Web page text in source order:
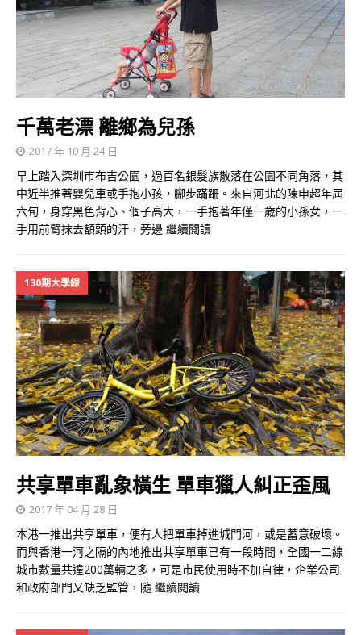
千萬老漂 離鄉為兒孫
2017 年 10 月 24 日
早上踏入深圳市布吉公園，過百名銀髮族散落在公園不同角落，其
中近半推著嬰兒車或手抱小孩，腳步蹣跚。來自河北的陳申超年屆
六旬，身穿黑色背心、個子高大，一手抱著年僅一歲的小孫女，一
手用前臂抹去額頭的汗，旁邊 繼續閱讀
130期大學線
共享單車亂象橫生 單車獵人糾正歪風
2017 年 04 月 28 日
本港一推出共享單車，便有人把單車掉進城門河，或是蓄意破壞。
而與香港一河之隔的內地推出共享單車已有一段時間，全國一二線
城市數量共達200萬輛之多，可是市民使用時不加自律，企業公司
和政府部門又缺乏監管，隨 繼續閱讀